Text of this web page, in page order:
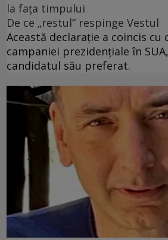
la fața timpului
De ce „restul” respinge Vestul
Această declarație a coincis cu
campaniei prezidențiale în
candidatul său preferat.